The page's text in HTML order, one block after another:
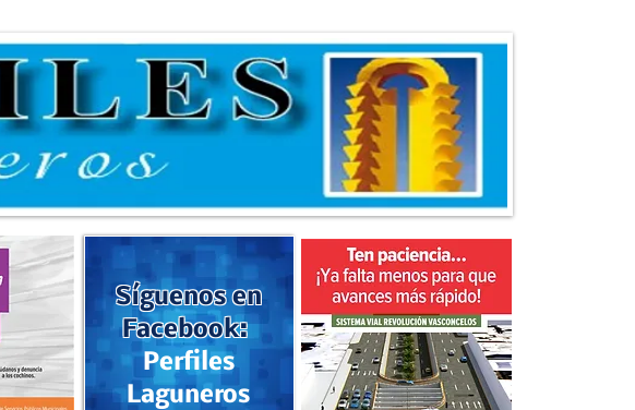
Síguenos en
Facebook:
Perfiles
Laguneros